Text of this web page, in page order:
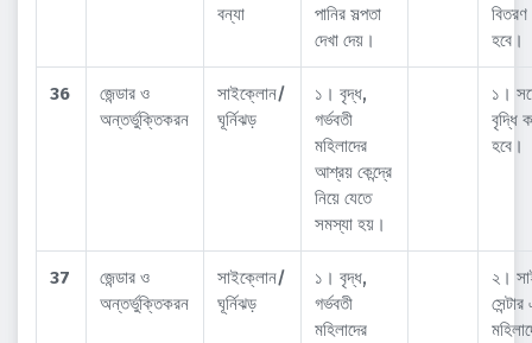
বন্যা
পানির সল্পতা
দেখা দেয়।
হবে।
36
জেন্ডার ও
অন্তর্ভুক্তিকরন
সাইক্লোন/
ঘূর্নিঝড়
১। বৃদ্ধ,
গর্ভবতী
মহিলাদের
আশ্রয় কেন্দ্রে
নিয়ে যেতে
সমস্যা হয়।
১।
বৃদ্ধি
হবে।
37
জেন্ডার ও
অন্তর্ভুক্তিকরন
সাইক্লোন/
ঘূর্নিঝড়
১। বৃদ্ধ,
গর্ভবতী
মহিলাদের
২।